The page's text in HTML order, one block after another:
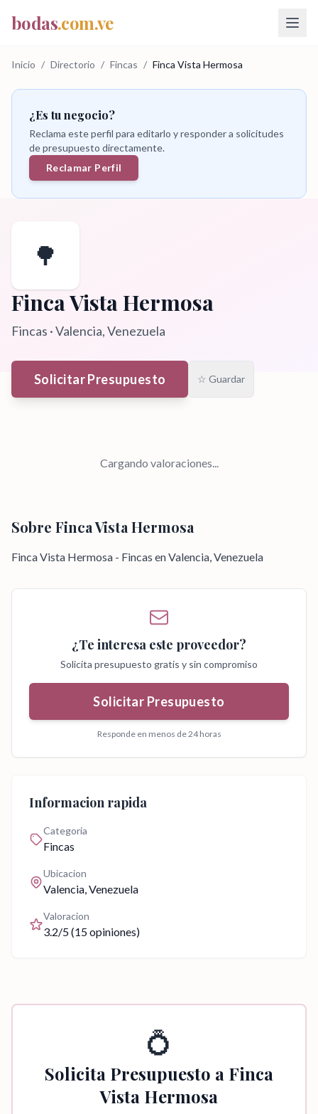
bodas.com.ve
Inicio / Directorio / Fincas / Finca Vista Hermosa
¿Es tu negocio?
Reclama este perfil para editarlo y responder a solicitudes
de presupuesto directamente.
Reclamar Perfil
🌳
Finca Vista Hermosa
Fincas ·Valencia, Venezuela
Solicitar Presupuesto ☆ Guardar
Cargando valoraciones...
Sobre Finca Vista Hermosa
Finca Vista Hermosa - Fincas en Valencia, Venezuela
¿Te interesa este proveedor?
Solicita presupuesto gratis y sin compromiso
Solicitar Presupuesto
Responde en menos de 24 horas
Informacion rapida
Categoria
Fincas
Ubicacion
Valencia, Venezuela
Valoracion
3.2/5 (15opiniones)
💍
Solicita Presupuesto a Finca
Vista Hermosa